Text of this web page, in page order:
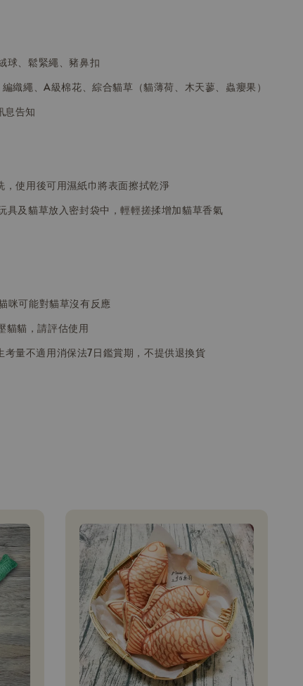
絨球、鬆緊繩、豬鼻扣
織繩、A級棉花、綜合貓草（貓薄荷、木天蓼、蟲癭果）
息告知
，使用後可用濕紙巾將表面擦拭乾淨
具及貓草放入密封袋中，輕輕搓揉增加貓草香氣
咪可能對貓草沒有反應
貓貓，請評估使用
考量不適用消保法7日鑑賞期，不提供退換貨